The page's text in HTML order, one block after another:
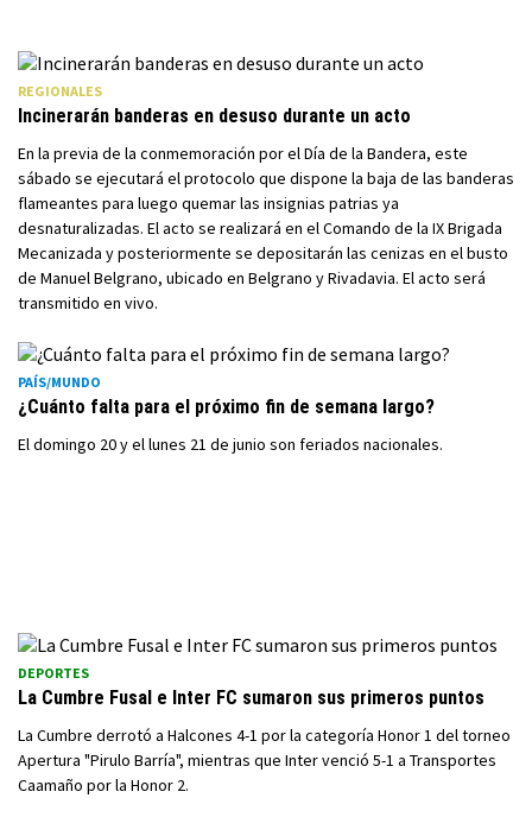
REGIONALES
Incinerarán banderas en desuso durante un acto
En la previa de la conmemoración por el Día de la Bandera, este
sábado se ejecutará el protocolo que dispone la baja de las banderas
flameantes para luego quemar las insignias patrias ya
desnaturalizadas. El acto se realizará en el Comando de la IX Brigada
Mecanizada y posteriormente se depositarán las cenizas en el busto
de Manuel Belgrano, ubicado en Belgrano y Rivadavia. El acto será
transmitido en vivo.
PAÍS/MUNDO
¿Cuánto falta para el próximo fin de semana largo?
El domingo 20 y el lunes 21 de junio son feriados nacionales.
DEPORTES
La Cumbre Fusal e Inter FC sumaron sus primeros puntos
La Cumbre derrotó a Halcones 4-1 por la categoría Honor 1 del torneo
Apertura "Pirulo Barría", mientras que Inter venció 5-1 a Transportes
Caamaño por la Honor 2.